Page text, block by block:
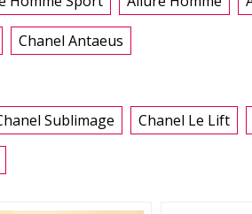
Chanel Antaeus
Sublimage Chanel Le Lift